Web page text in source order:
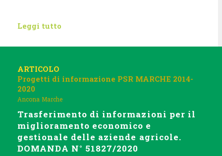
Leggi tutto
ARTICOLO
Progetti di informazione PSR MARCHE 2014-
2020
Ancona Marche
Trasferimento di informazioni per il
miglioramento economico e
gestionale delle aziende agricole.
DOMANDA N° 51827/2020